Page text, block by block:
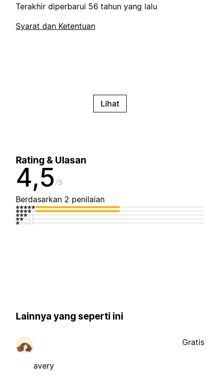
Terakhir diperbarui 56 tahun yang lalu
Syarat dan Ketentuan
Lihat
Rating & Ulasan
4,5 5
Berdasarkan 2 penilaian
Lainnya yang seperti ini
avery
Gratis